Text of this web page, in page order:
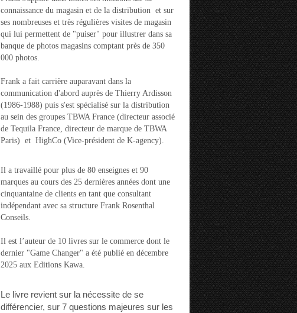
connaissance du magasin et de la distribution et sur
ses nombreuses et très régulières visites de magasin
qui lui permettent de "puiser" pour illustrer dans sa
banque de photos magasins comptant près de 350
000 photos.
Frank a fait carrière auparavant dans la
communication d'abord auprès de Thierry Ardisson
(1986-1988) puis s'est spécialisé sur la distribution
au sein des groupes TBWA France (directeur associé
de Tequila France, directeur de marque de TBWA
Paris) et HighCo (Vice-président de K-agency).
Il a travaillé pour plus de 80 enseignes et 90
marques au cours des 25 dernières années dont une
cinquantaine de clients en tant que consultant
indépendant avec sa structure Frank Rosenthal
Conseils.
Il est l’auteur de 10 livres sur le commerce dont le
dernier "Game Changer" a été publié en décembre
2025 aux Editions Kawa.
Le livre revient sur la nécessite de se
différencier, sur 7 questions majeures sur les